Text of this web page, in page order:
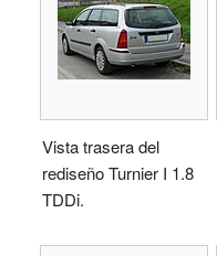
Vista trasera del
rediseño Turnier I 1.8
TDDi.